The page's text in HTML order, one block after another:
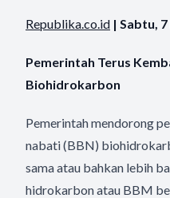
Republika.co.id | Sabtu,
Pemerintah Terus
Biohidrokarbon
Pemerintah mendorong
nabati (BBN)
sama atau bahkan lebih
hidrokarbon atau BBM